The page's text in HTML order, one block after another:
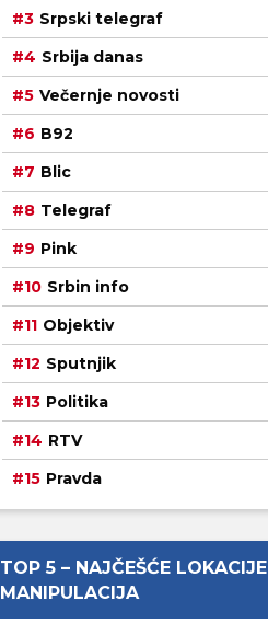
Srpski telegraf
Srbija danas
Večernje novosti
B92
Blic
Telegraf
Pink
Srbin info
Objektiv
Sputnjik
Politika
RTV
Pravda
TOP 5 – NAJČEŠĆE LOKACIJE
MANIPULACIJA